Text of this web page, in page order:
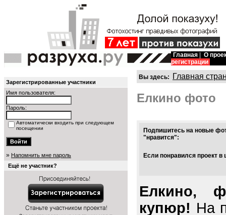
Главная
О
регистрации
Зарегистрированные участники
Имя пользователя:
Пароль:
Автоматически входить при следующем
посещении
» Напомнить мне пароль
Ещё не участник?
Вы здесь: Главная
Елкино фото
Подпишитесь на новые
"нравится":
Если понравился проект
Елкино,
купюр! На